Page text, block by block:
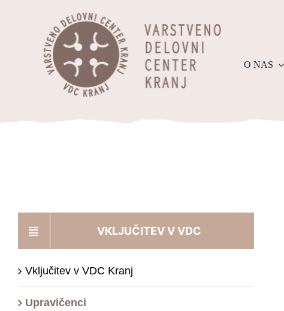
O NAS
VKLJUČITEV V VDC
Vključitev v VDC Kranj
Upravičenci